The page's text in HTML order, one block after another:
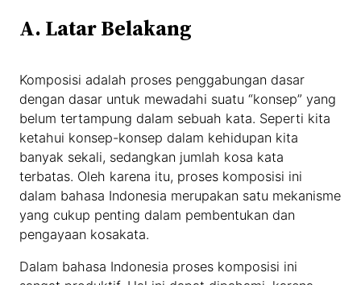
A. Latar Belakang
Komposisi adalah proses penggabungan dasar
dengan dasar untuk mewadahi suatu “konsep” yang
belum tertampung dalam sebuah kata. Seperti kita
ketahui konsep-konsep dalam kehidupan kita
banyak sekali, sedangkan jumlah kosa kata
terbatas. Oleh karena itu, proses komposisi ini
dalam bahasa Indonesia merupakan satu mekanisme
yang cukup penting dalam pembentukan dan
pengayaan kosakata.
Dalam bahasa Indonesia proses komposisi ini